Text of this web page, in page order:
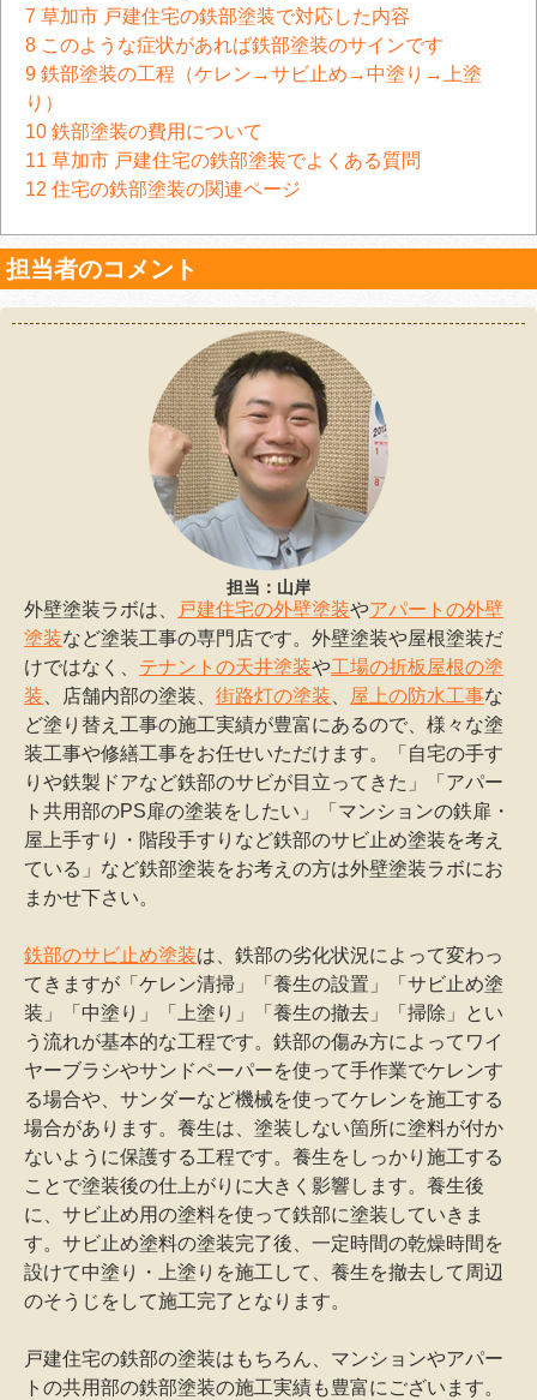
7 草加市 戸建住宅の鉄部塗装で対応した内容
8 このような症状があれば鉄部塗装のサインです
9 鉄部塗装の工程（ケレン→サビ止め→中塗り→上塗
り）
10 鉄部塗装の費用について
11 草加市 戸建住宅の鉄部塗装でよくある質問
12 住宅の鉄部塗装の関連ページ
担当者のコメント
担当：山岸
外壁塗装ラボは、 戸建住宅の外壁塗装やアパートの外壁
塗装など塗装工事の専門店です。外壁塗装や屋根塗装だ
けではなく、 テナントの天井塗装や工場の折板屋根の塗
装、店舗内部の塗装、 街路灯の塗装、 屋上の防水工事な
ど塗り替え工事の施工実績が豊富にあるので、様々な塗
装工事や修繕工事をお任せいただけます。「自宅の手す
りや鉄製ドアなど鉄部のサビが目立ってきた」「アパー
ト共用部のPS扉の塗装をしたい」「マンションの鉄扉・
屋上手すり・階段手すりなど鉄部のサビ止め塗装を考え
ている」など鉄部塗装をお考えの方は外壁塗装ラボにお
まかせ下さい。
鉄部のサビ止め塗装は、鉄部の劣化状況によって変わっ
てきますが「ケレン清掃」「養生の設置」「サビ止め塗
装」「中塗り」「上塗り」「養生の撤去」「掃除」とい
う流れが基本的な工程です。鉄部の傷み方によってワイ
ヤーブラシやサンドペーパーを使って手作業でケレンす
る場合や、サンダーなど機械を使ってケレンを施工する
場合があります。養生は、塗装しない箇所に塗料が付か
ないように保護する工程です。養生をしっかり施工する
ことで塗装後の仕上がりに大きく影響します。養生後
に、サビ止め用の塗料を使って鉄部に塗装していきま
す。サビ止め塗料の塗装完了後、一定時間の乾燥時間を
設けて中塗り・上塗りを施工して、養生を撤去して周辺
のそうじをして施工完了となります。
戸建住宅の鉄部の塗装はもちろん、マンションやアパー
トの共用部の鉄部塗装の施工実績も豊富にございます。